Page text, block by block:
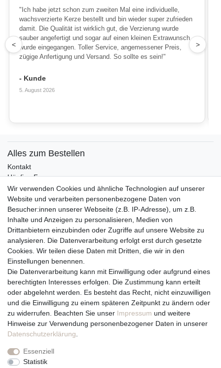
"Ich habe jetzt schon zum zweiten Mal eine individuelle,
wachsverzierte Kerze bestellt und bin wieder super zufrieden
damit. Die Qualität ist wirklich gut, die Verzierung wurde
sauber angefertigt und sogar auf einen kleinen Extrawunsch
wurde eingegangen. Toller Service, angemessener Preis,
zügige Anfertigung und Versand. So sollte es sein!"
- Kunde
5. August 2026
< >
Alles zum Bestellen
Kontakt
Häufige Fragen
Zahlungsmöglichkeiten
Versandbedingungen
Widerrufsrecht
Vertrag widerrufen
Über uns und unsere Kerzen
Team
Unternehmen / Philosophie
Kerzenpflege und Abbrennhinweise
Unsere Kerzenlieferanten
Du erreichst uns von
Montag bis Freitag 10 bis 17 Uhr
Telefonisch und per Whatsapp
Wir verwenden Cookies und ähnliche Technologien auf unserer
Website und verarbeiten personenbezogene Daten von
Besucher:innen unserer Webseite (z.B. IP-Adresse), um z.B.
Inhalte und Anzeigen zu personalisieren, Medien von
Drittanbietern einzubinden oder Zugriffe auf unsere Website zu
analysieren. Die Datenverarbeitung erfolgt erst durch gesetzte
Cookies. Wir teilen diese Daten mit Dritten, die wir in den
Einstellungen benennen.
Die Datenverarbeitung kann mit Einwilligung oder aufgrund eines
berechtigten Interesses erfolgen. Die Zustimmung kann erteilt
oder abgelehnt werden. Es besteht das Recht, nicht einzuwilligen
und die Einwilligung zu einem späteren Zeitpunkt zu ändern oder
zu widerrufen. Beachten Sie unser Impressum und weitere
Hinweise zur Verwendung personenbezogener Daten in unserer
Daten­schutz­erklärung
Essenziell
Statistik